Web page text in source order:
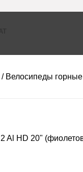
Велосипеды горные